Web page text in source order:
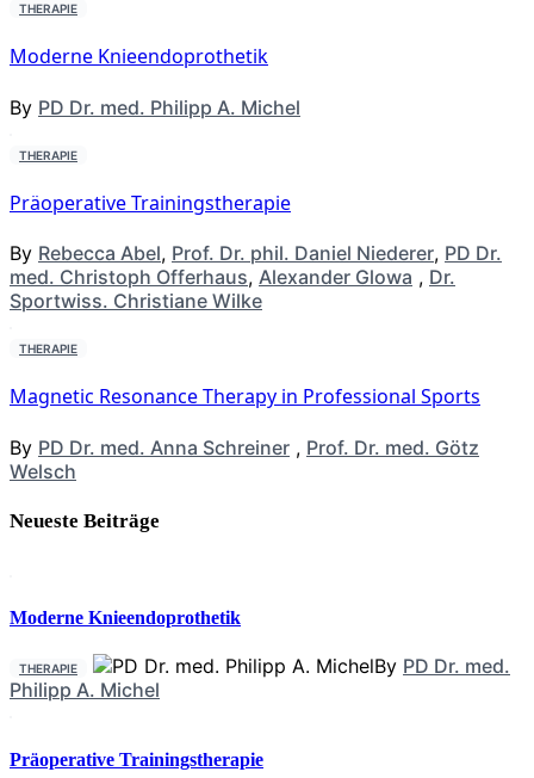
THERAPIE
Moderne Knieendoprothetik
By PD Dr. med. Philipp A. Michel
THERAPIE
Präoperative Trainingstherapie
By Rebecca Abel, Prof. Dr. phil. Daniel Niederer, PD Dr.
med. Christoph Offerhaus, Alexander Glowa , Dr.
Sportwiss. Christiane Wilke
THERAPIE
Magnetic Resonance Therapy in Professional Sports
By PD Dr. med. Anna Schreiner , Prof. Dr. med. Götz
Welsch
Neueste Beiträge
Moderne Knieendoprothetik
THERAPIE By PD Dr. med.
Philipp A. Michel
Präoperative Trainingstherapie